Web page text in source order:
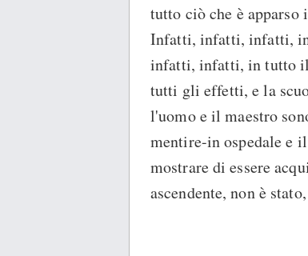
tutto ciò che è
Infatti, infatti, infatti,
infatti, infatti, in tutto il
tutti gli effetti, e la
l'uomo e il maestro
mentire-in ospedale e
mostrare di essere
ascendente, non è